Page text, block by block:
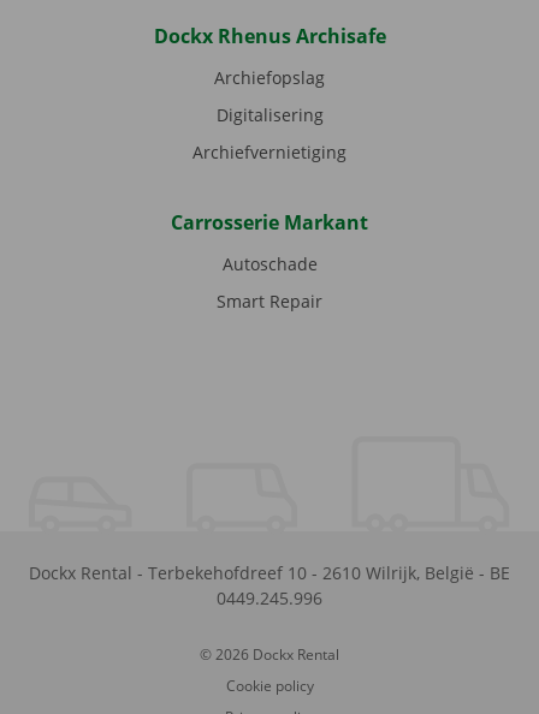
Dockx Rhenus Archisafe
Archiefopslag
Digitalisering
Archiefvernietiging
Carrosserie Markant
Autoschade
Smart Repair
Dockx Rental - Terbekehofdreef 10 - 2610 Wilrijk, België - BE
0449.245.996
© 2026 Dockx Rental
Cookie policy